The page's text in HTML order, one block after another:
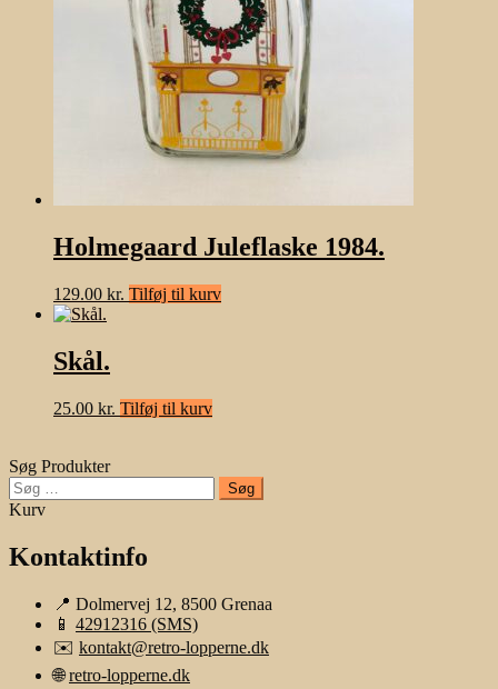
Holmegaard Juleflaske 1984.
129.00 kr. Tilføj til kurv
Skål.
25.00 kr. Tilføj til kurv
Søg Produkter
Søg
efter:
Kurv
Kontaktinfo
📍 Dolmervej 12, 8500 Grenaa
📱 42912316 (SMS)
✉️ kontakt@retro-lopperne.dk
🌐retro-lopperne.dk